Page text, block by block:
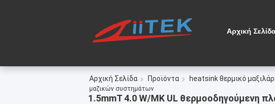
Αρχική
Αρχική Σελίδα Προϊόντα heatsink θερμικό
μαζικών συστημάτων
1.5mmT 4.0 W/MK UL θερμοοδηγούμενη